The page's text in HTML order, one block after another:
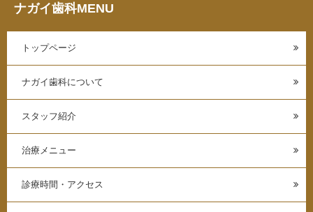
ナガイ歯科MENU
トップページ
ナガイ歯科について
スタッフ紹介
治療メニュー
診療時間・アクセス